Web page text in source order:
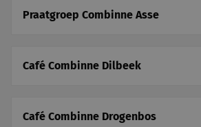
Praatgroep Combinne Asse
Café Combinne Dilbeek
Café Combinne Drogenbos